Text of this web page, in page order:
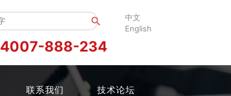
search
4007-888-234
中文
English
联系我们 技术论坛